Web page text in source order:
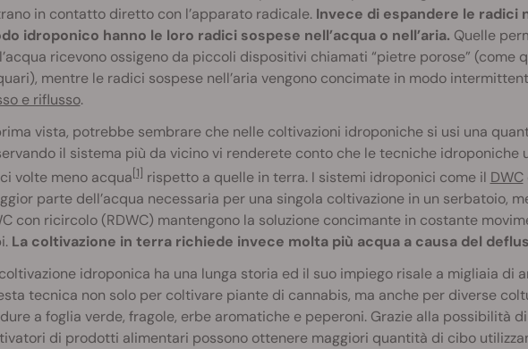
in contatto diretto con l’apparato radicale. Invece di espandere le radici
idroponico hanno le loro radici sospese nell’acqua o nell’aria. Quelle
ricevono ossigeno da piccoli dispositivi chiamati “pietre porose” (come
mentre le radici sospese nell’aria vengono concimate in modo
e riflusso.
vista, potrebbe sembrare che nelle coltivazioni idroponiche si usi una
il sistema più da vicino vi renderete conto che le tecniche idroponiche
volte meno acqua[1] rispetto a quelle in terra. I sistemi idroponici come il DWC
parte dell’acqua necessaria per una singola coltivazione in un serbatoio,
con ricircolo (RDWC) mantengono la soluzione concimante in costante
La coltivazione in terra richiede invece molta più acqua a causa del
idroponica ha una lunga storia ed il suo impiego risale a migliaia di
tecnica non solo per coltivare piante di cannabis, ma anche per diverse
a foglia verde, fragole, erbe aromatiche e peperoni. Grazie alla possibilità
di prodotti alimentari possono ottenere maggiori quantità di cibo